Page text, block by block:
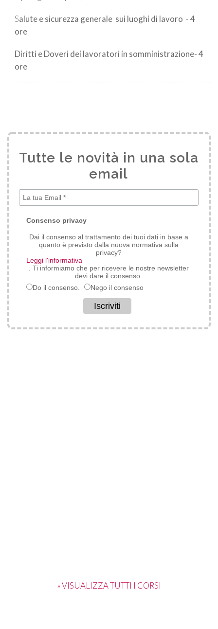
Salute e sicurezza generale sui luoghi di lavoro - 4
ore
Diritti e Doveri dei lavoratori in somministrazione- 4
ore
Tutte le novità in una sola
email
Consenso privacy
Dai il consenso al trattamento dei tuoi dati in base a
quanto è previsto dalla nuova normativa sulla
privacy?
Leggi l'informativa
. Ti informiamo che per ricevere le nostre newsletter
devi dare il consenso.
Do il consenso.
Nego il consenso
» VISUALIZZA TUTTI I CORSI